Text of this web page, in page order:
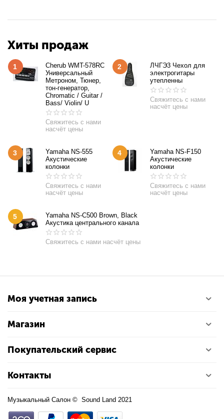
Хиты продаж
1
Cherub WMT-578RC
Универсальный
Метроном, Тюнер,
тон-генератор,
Chromatic / Guitar /
Bass/ Violin/ U
Свяжитесь с нами
насчёт цены
2
ЛЧГЭ3 Чехол для
электрогитары
утепленны
Свяжитесь с нами
насчёт цены
3
Yamaha NS-555
Акустические
колонки
Свяжитесь с нами
насчёт цены
4
Yamaha NS-F150
Акустические
колонки
Свяжитесь с нами
насчёт цены
5
Yamaha NS-C500 Brown, Black
Акустика центрального канала
Свяжитесь с нами насчёт цены
Моя учетная запись
Магазин
Покупательский сервис
Контакты
Музыкальный Салон © Sound Land 2021